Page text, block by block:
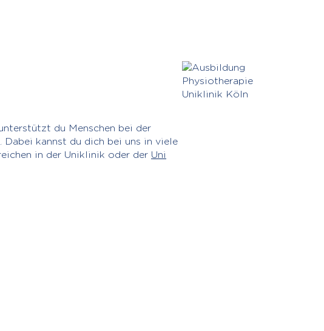
du Menschen bei der
Dabei kannst du dich bei uns in viele
in der Uniklinik oder der Uni